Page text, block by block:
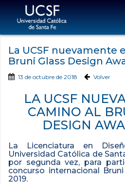
La UCSF nuevamente
Bruni Glass Design
13 de octubre de 2018 Volver
LA UCSF
CAMINO AL
DESIGN
La Licenciatura en
Universidad Católica de
por segunda vez, para
concurso internacional
2019.